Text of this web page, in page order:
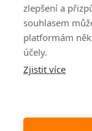
zlepšení a
souhlasem
platformám
účely.
Zjistit více